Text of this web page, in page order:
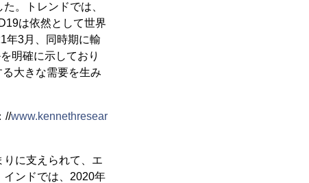
。トレンドでは、
は依然として世界
年3月、同時期に輸
明確に示しており
大きな需要を生み
//www.kennethresear
に支えられて、エ
インドでは、2020年